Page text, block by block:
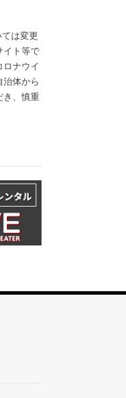
は変更
イト等で
ナウイ
体から
き、慎重